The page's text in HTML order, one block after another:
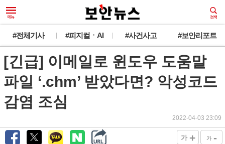
#전체기사 #피지컬ㆍAI #사건사고 #보안리포트
[긴급] 이메일로 윈도우 도움말
파일 ‘.chm’ 받았다면? 악성코드
감염 조심
2022-04-03 23:09
가 + 가 -